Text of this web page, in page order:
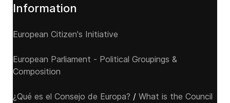
Information
European Citizen's Initiative
European Parliament - Political Groupings &
Composition
¿Qué es el Consejo de Europa? / What is the Council